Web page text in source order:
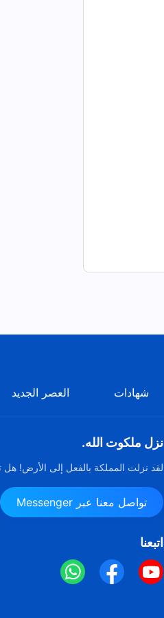
شهادات العصر الجديد
نزل ملكوت الله.
لقد نزلت المملكة بالفعل إلى الأرض! هل
تواصل معنا عبر Messenger
اتبعنا